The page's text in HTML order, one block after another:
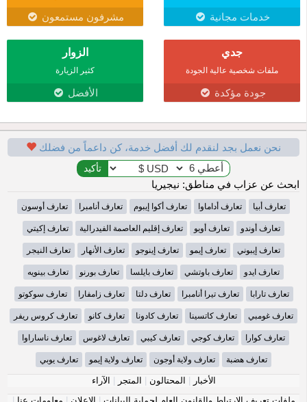
خدمات مجانية مشرفون مستمعون
جدي
ملفات شخصية عالية الجودة
جودة مؤكدة
الزوار
كثير الزيارة
الأفضل
نحن نعمل بجد لنقدم لك أفضل خدمة، كن داعماً من فضلك
ابحث عن عزاب في مناطق: نيجيريا
تعارف أبيا تعارف أداماوا تعارف أكوا إيبوم تعارف أنامبرا تعارف أوسون
تعارف أوندو تعارف أويو تعارف إقليم العاصمة الفيدرالية تعارف إكيتي
تعارف إيبوني تعارف إيمو تعارف إينوجو تعارف الأنهار تعارف النيجر
تعارف ايدو تعارف باوتشي تعارف بايلسا تعارف بورنو تعارف بينويه
تعارف تارابا تعارف تيرا أنامبرا تعارف دلتا تعارف زامفارا تعارف سوكوتو
تعارف غومبي تعارف كاتسينا تعارف كادونا تعارف كانو تعارف كروس ريفر
تعارف كوارا تعارف كوجي تعارف كيبي تعارف لاغوس تعارف ناساراوا
تعارف هضبة تعارف ولاية أوجون تعارف ولاية إيمو تعارف يوبي
الأخبار | المحتالون | المتجر | الآراء